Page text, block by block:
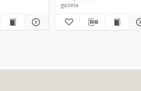
gazeta